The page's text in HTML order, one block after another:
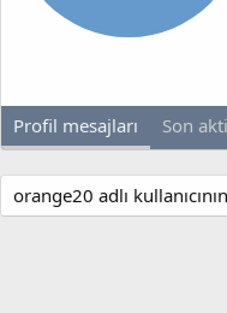
Profil mesajları Son
orange20 adlı